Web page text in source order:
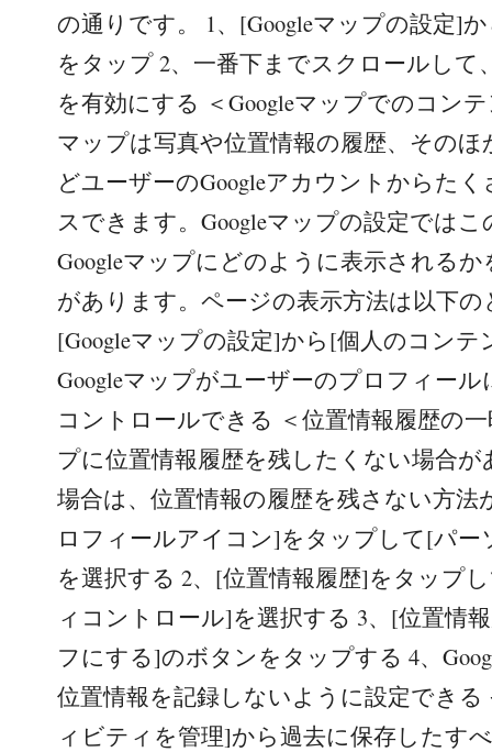
の通りです。 1、[Googleマップの設定]
をタップ 2、一番下までスクロールして
を有効にする ＜Googleマップでのコン
マップは写真や位置情報の履歴、そのほ
どユーザーのGoogleアカウントからた
スできます。Googleマップの設定では
Googleマップにどのように表示される
があります。ページの表示方法は以下の
[Googleマップの設定]から[個人のコンテ
Googleマップがユーザーのプロフィー
コントロールできる ＜位置情報履歴の一
プに位置情報履歴を残したくない場合
場合は、位置情報の履歴を残さない方法
ロフィールアイコン]をタップして[パ
を選択する 2、[位置情報履歴]をタップ
ィコントロール]を選択する 3、[位置情
フにする]のボタンをタップする 4、
位置情報を記録しないように設定でき
ィビティを管理]から過去に保存したす